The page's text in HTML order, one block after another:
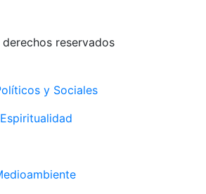
reservados
y Sociales